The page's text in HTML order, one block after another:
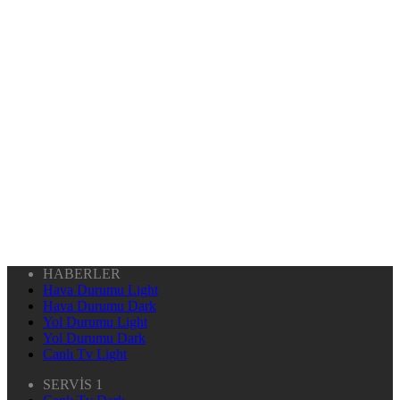
HABERLER
Hava Durumu Light
Hava Durumu Dark
Yol Durumu Light
Yol Durumu Dark
Canlı Tv Light
SERVİS 1